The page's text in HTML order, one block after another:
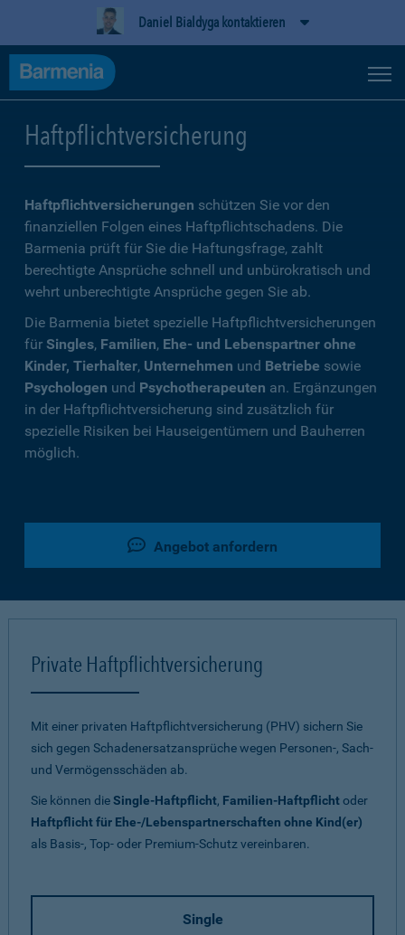
Daniel Bialdyga kontaktieren
Haftpflichtversicherung
Haftpflichtversicherungen schützen Sie vor den
finanziellen Folgen eines Haftpflichtschadens. Die
Barmenia prüft für Sie die Haftungsfrage, zahlt
berechtigte Ansprüche schnell und unbürokratisch und
wehrt unberechtigte Ansprüche gegen Sie ab.
Die Barmenia bietet spezielle Haftpflichtversicherungen
für Singles, Familien, Ehe- und Lebenspartner ohne
Kinder, Tierhalter, Unternehmen und Betriebe sowie
Psychologen und Psychotherapeuten an. Ergänzungen
in der Haftpflichtversicherung sind zusätzlich für
spezielle Risiken bei Hauseigentümern und Bauherren
möglich.
Angebot anfordern
Private Haftpflichtversicherung
Mit einer privaten Haftpflichtversicherung (PHV) sichern Sie
sich gegen Schadenersatzansprüche wegen Personen-, Sach-
und Vermögensschäden ab.
Sie können dieSingle-Haftpflicht, Familien-Haftpflichtoder
Haftpflicht für Ehe-/Lebenspartnerschaften ohne Kind(er)
als Basis-, Top- oder Premium-Schutz vereinbaren.
Single